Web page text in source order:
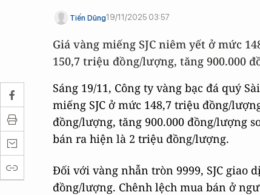
Tiến Dũng19/11/2025 03:57
Giá vàng miếng SJC niêm yết ở mức
150,7 triệu đồng/lượng, tăng 900.000
Sáng 19/11, Công ty vàng bạc đá quý
miếng SJC ở mức 148,7 triệu đồng/
đồng/lượng, tăng 900.000 đồng/lượng
bán ra hiện là 2 triệu đồng/lượng.
Đối với vàng nhẫn tròn 9999, SJC giao
đồng/lượng. Chênh lệch mua bán ở